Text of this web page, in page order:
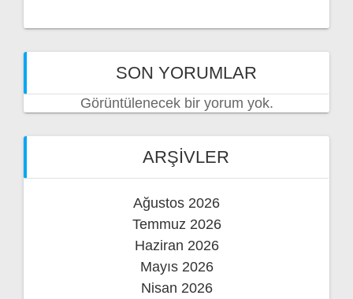
SON YORUMLAR
Görüntülenecek bir yorum yok.
ARŞIVLER
Ağustos 2026
Temmuz 2026
Haziran 2026
Mayıs 2026
Nisan 2026